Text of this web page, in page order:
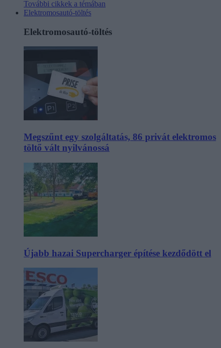
További cikkek a témában
Elektromosautó-töltés
Elektromosautó-töltés
Megszűnt egy szolgáltatás, 86 privát elektromos
töltő vált nyilvánossá
Újabb hazai Supercharger építése kezdődött el